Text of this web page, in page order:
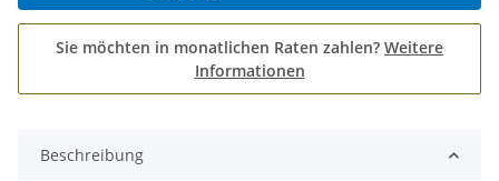
Sie möchten in monatlichen Raten zahlen? Weitere
Informationen
Beschreibung